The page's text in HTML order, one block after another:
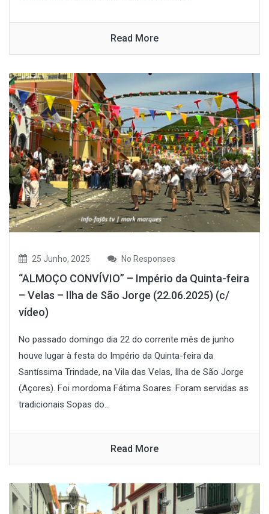
Read More
25 Junho, 2025 No Responses
“ALMOÇO CONVÍVIO” – Império da Quinta-feira
– Velas – Ilha de São Jorge (22.06.2025) (c/
vídeo)
No passado domingo dia 22 do corrente mês de junho
houve lugar à festa do Império da Quinta-feira da
Santíssima Trindade, na Vila das Velas, Ilha de São Jorge
(Açores). Foi mordoma Fátima Soares. Foram servidas as
tradicionais Sopas do...
Read More